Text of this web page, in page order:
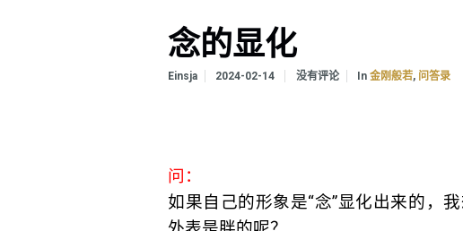
念的显化
Einsja 2024-02-14 没有评论 In金刚般若, 问答录
问：
如果自己的形象是“念”显化出来的，